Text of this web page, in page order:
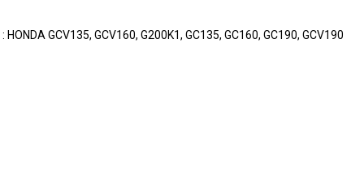
GCV135, GCV160, G200K1, GC135, GC160, GC190, GCV190